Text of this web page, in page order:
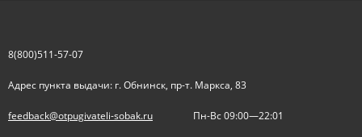
8(800)511-57-07
Адрес пункта выдачи: г. Обнинск, пр-т. Маркса, 83
feedback@otpugivateli-sobak.ru Пн-Вс 09:00—22:01